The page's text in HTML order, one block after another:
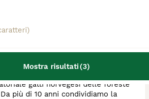
Mostra risultati(3)
Allevatore Con Affisso
0 animali disponibili
Châtillon
gatti norvegesi delle foreste
più di 10 anni condividiamo la